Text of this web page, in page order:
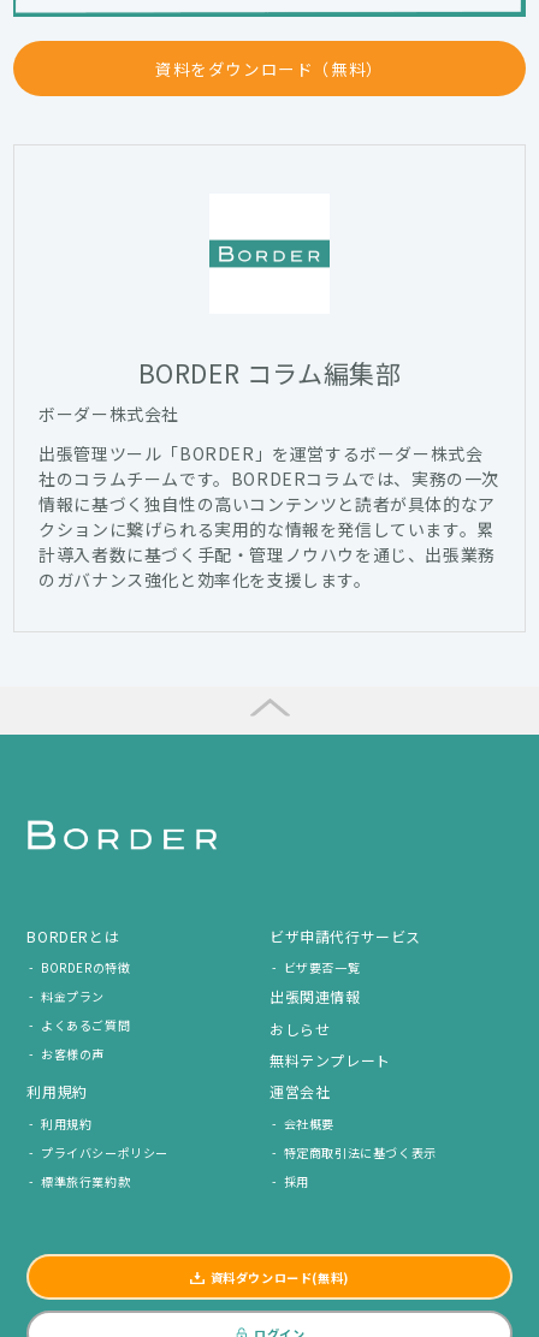
資料をダウンロード（無料）
BORDER コラム編集部
ボーダー株式会社
出張管理ツール「BORDER」を運営するボーダー株式会
社のコラムチームです。BORDERコラムでは、実務の一次
情報に基づく独自性の高いコンテンツと読者が具体的なア
クションに繋げられる実用的な情報を発信しています。累
計導入者数に基づく手配・管理ノウハウを通じ、出張業務
のガバナンス強化と効率化を支援します。
BORDERとは
BORDERの特徴
料金プラン
よくあるご質問
お客様の声
ビザ申請代行サービス
ビザ要否一覧
出張関連情報
おしらせ
無料テンプレート
利用規約
利用規約
プライバシーポリシー
標準旅行業約款
運営会社
会社概要
特定商取引法に基づく表示
採用
資料ダウンロード(無料)